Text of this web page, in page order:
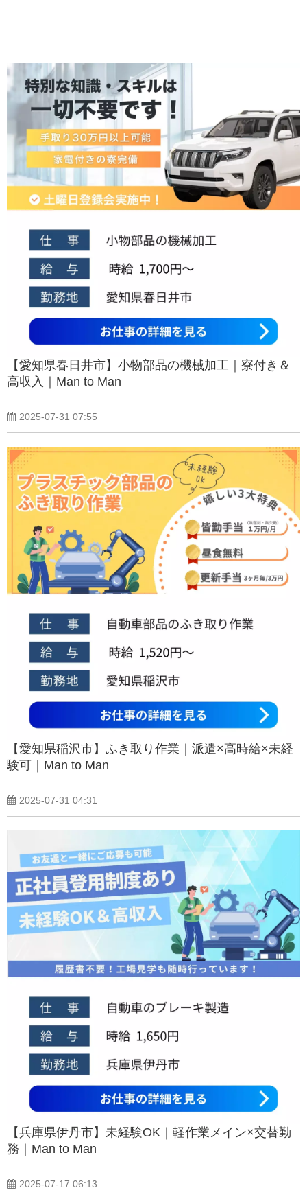
【愛知県春日井市】小物部品の機械加工｜寮付き＆
高収入｜Man to Man
2025-07-31 07:55
【愛知県稲沢市】ふき取り作業｜派遣×高時給×未経
験可｜Man to Man
2025-07-31 04:31
【兵庫県伊丹市】未経験OK｜軽作業メイン×交替勤
務｜Man to Man
2025-07-17 06:13